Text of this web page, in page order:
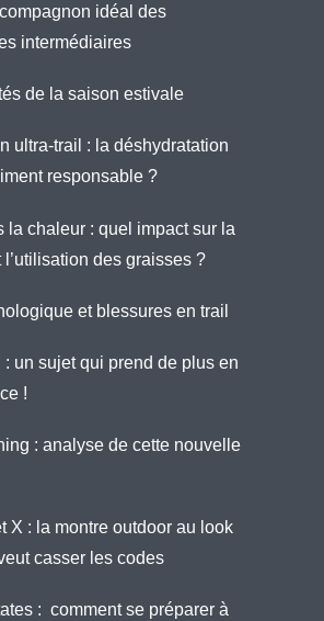
idéal des
intermédiaires
de la saison estivale
ultra-trail : la déshydratation
responsable ?
la chaleur : quel impact sur la
l’utilisation des graisses ?
et blessures en trail
: un sujet qui prend de plus en
!
: analyse de cette nouvelle
X : la montre outdoor au look
casser les codes
: comment se préparer à